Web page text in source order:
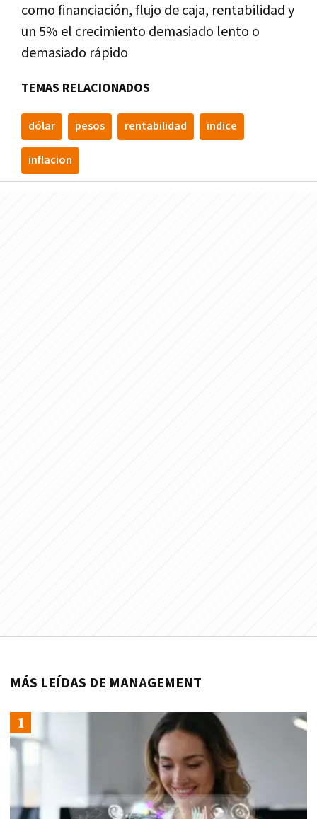
como financiación, flujo de caja, rentabilidad y
un 5% el crecimiento demasiado lento o
demasiado rápido
TEMAS RELACIONADOS
dólar pesos rentabilidad indice
inflacion
MÁS LEÍDAS DE MANAGEMENT